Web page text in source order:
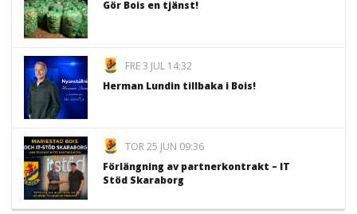
Gör Bois en tjänst!
FRE 3 JUL 14:32
Herman Lundin tillbaka i Bois!
TOR 25 JUN 09:36
Förlängning av partnerkontrakt – IT
Stöd Skaraborg